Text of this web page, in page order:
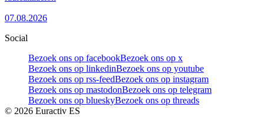
07.08.2026
Social
Bezoek ons op facebookBezoek ons op x
Bezoek ons op linkedinBezoek ons op youtube
Bezoek ons op rss-feedBezoek ons op instagram
Bezoek ons op mastodonBezoek ons op telegram
Bezoek ons op blueskyBezoek ons op threads
© 2026 Euractiv ES